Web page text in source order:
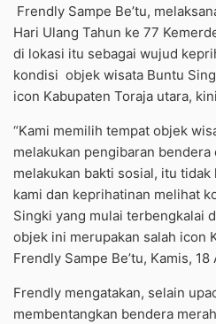
Frendly Sampe Be’tu,
Hari Ulang Tahun ke 77
di lokasi itu sebagai wujud
kondisi objek wisata Buntu
icon Kabupaten Toraja utara,
“Kami memilih tempat objek
melakukan pengibaran bendera
melakukan bakti sosial, itu
kami dan keprihatinan melihat
Singki yang mulai terbengkalai
objek ini merupakan salah icon
Frendly Sampe Be’tu, Kamis,
Frendly mengatakan, selain
membentangkan bendera